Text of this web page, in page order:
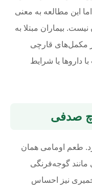
این مطالعه به معنی
بیماران مبتلا به
مکمل‌های قارچی
داروها یا شرایط
صدفی
طعم اومامی همان
گوجه‌فرنگی
نیز احساس